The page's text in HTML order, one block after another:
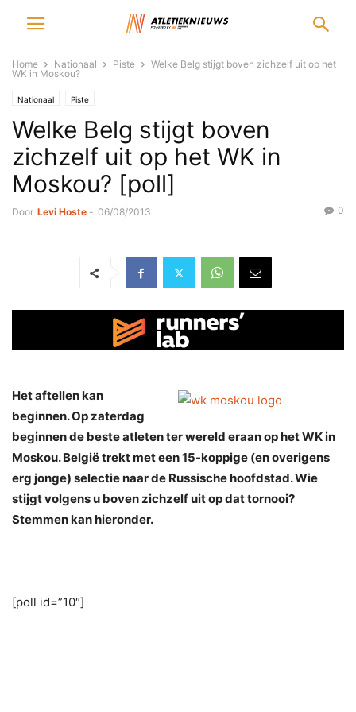
Home Nationaal Piste
Welke Belg stijgt boven zichzelf uit op het
WK in Moskou?
Nationaal Piste
Welke Belg stijgt boven
zichzelf uit op het WK in
Moskou? [poll]
Door Levi Hoste - 06/08/2013 0
Het aftellen kan
beginnen. Op zaterdag
beginnen de beste atleten ter wereld eraan op het WK in
Moskou. België trekt met een 15-koppige (en overigens
erg jonge) selectie naar de Russische hoofdstad. Wie
stijgt volgens u boven zichzelf uit op dat tornooi?
Stemmen kan hieronder.
[poll id=”10″]